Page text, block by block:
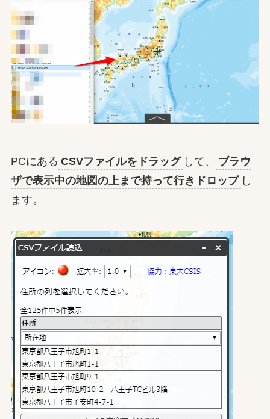
PCにある CSVファイルをドラッグ して、
ブラウ
ザで表示中の地図の上まで持って行きドロップ し
ます。